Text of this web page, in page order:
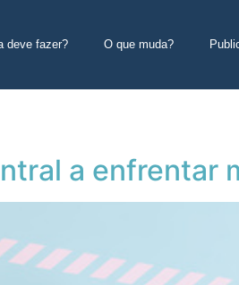
deve fazer? O que muda?
a enfrentar